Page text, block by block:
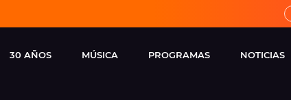
30 AÑOS MÚSICA PROGRAMAS NOTICIAS